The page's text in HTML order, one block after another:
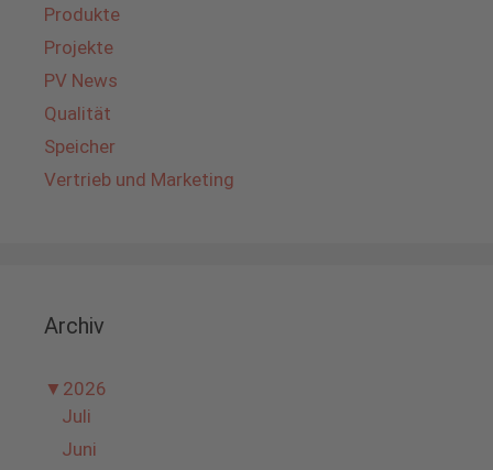
Produkte
Projekte
PV News
Qualität
Speicher
Vertrieb und Marketing
Archiv
▼ 2026
Juli
Juni